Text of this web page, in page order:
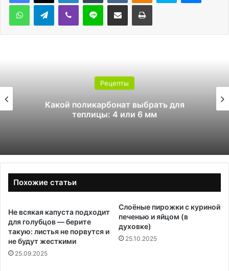
WhatsAppTelegramViber Line Поделиться через электронную почту Печатать
Рецепты
Какой поликарбонат выбрать для
теплицы: 4 или 6 мм
Похожие статьи
Не всякая капуста подходит
для голубцов — берите
такую: листья не порвутся и
не будут жесткими
25.09.2025
Слоёные пирожки с куриной
печенью и яйцом (в
духовке)
25.10.2025